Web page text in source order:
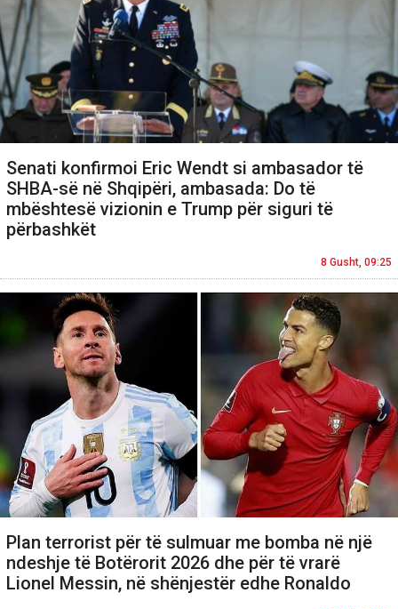
Senati konfirmoi Eric Wendt si ambasador të
SHBA-së në Shqipëri, ambasada: Do të
mbështesë vizionin e Trump për siguri të
përbashkët
8 Gusht, 09:25
Plan terrorist për të sulmuar me bomba në një
ndeshje të Botërorit 2026 dhe për të vrarë
Lionel Messin, në shënjestër edhe Ronaldo